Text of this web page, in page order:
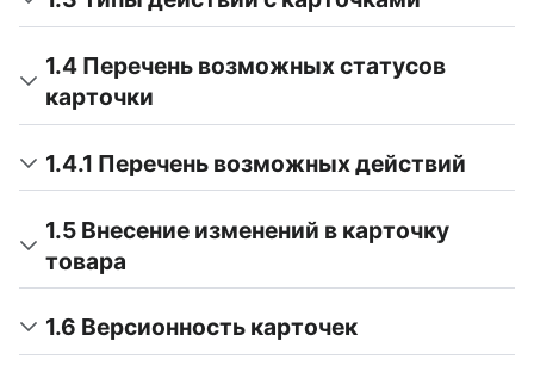
1.4 Перечень возможных статусов
карточки
1.4.1 Перечень возможных действий
1.5 Внесение изменений в карточку
товара
1.6 Версионность карточек